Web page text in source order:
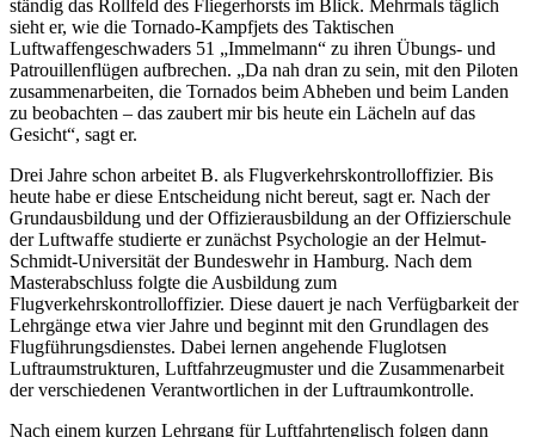
ständig das Rollfeld des Fliegerhorsts im Blick. Mehrmals täglich
sieht er, wie die Tornado-Kampfjets des Taktischen
Luftwaffengeschwaders 51 „Immelmann“ zu ihren Übungs- und
Patrouillenflügen aufbrechen. „Da nah dran zu sein, mit den Piloten
zusammenarbeiten, die Tornados beim Abheben und beim Landen
zu beobachten – das zaubert mir bis heute ein Lächeln auf das
Gesicht“, sagt er.
Drei Jahre schon arbeitet B. als Flugverkehrskontrolloffizier. Bis
heute habe er diese Entscheidung nicht bereut, sagt er. Nach der
Grundausbildung und der Offizierausbildung an der Offizierschule
der Luftwaffe studierte er zunächst Psychologie an der Helmut-
Schmidt-Universität der Bundeswehr in Hamburg. Nach dem
Masterabschluss folgte die Ausbildung zum
Flugverkehrskontrolloffizier. Diese dauert je nach Verfügbarkeit der
Lehrgänge etwa vier Jahre und beginnt mit den Grundlagen des
Flugführungsdienstes. Dabei lernen angehende Fluglotsen
Luftraumstrukturen, Luftfahrzeugmuster und die Zusammenarbeit
der verschiedenen Verantwortlichen in der Luftraumkontrolle.
Nach einem kurzen Lehrgang für Luftfahrtenglisch folgen dann